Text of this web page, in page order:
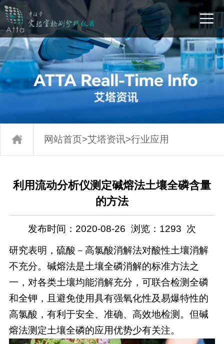
网站首页>艾塔资讯>行业应用
利用流动分析仪测定碱熔法土壤全磷含量
的方法
发布时间：2020-08-26 浏览： 1293 次
研究表明，硫酸－高氯酸消解法对酸性土壤消解
不充分。碱熔法是土壤全磷消解的标准方法之
一，对各类土壤均能消解充分，可联合检测全磷
和全钾，且避免使用具有强氧化性及易爆特性的
高氯酸，有利于安全、准确、高效地检测。但碱
熔法测定土壤全磷的应用优势少有关注。